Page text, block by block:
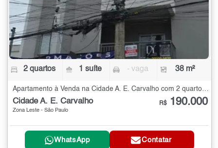
2 quartos 1 suíte - vaga 38 m²
Cidade A. E. Carvalho
Zona Leste - São Paulo
R$ 190.000
WhatsApp Contatar